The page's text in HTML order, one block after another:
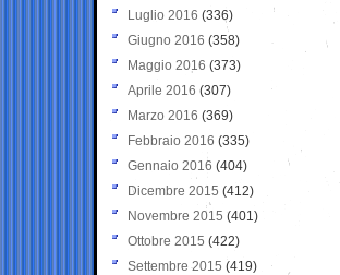
Luglio 2016 (336)
Giugno 2016 (358)
Maggio 2016 (373)
Aprile 2016 (307)
Marzo 2016 (369)
Febbraio 2016 (335)
Gennaio 2016 (404)
Dicembre 2015 (412)
Novembre 2015 (401)
Ottobre 2015 (422)
Settembre 2015 (419)